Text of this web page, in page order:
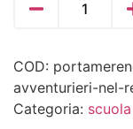
COD:
avventurieri-nel-
Categoria: scuola